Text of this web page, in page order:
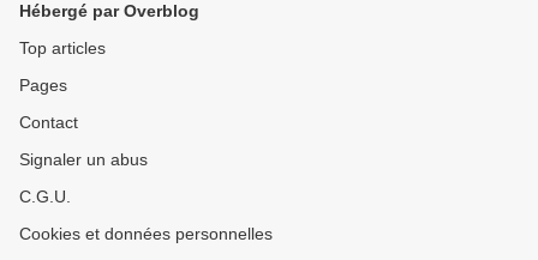
Hébergé par Overblog
Top articles
Pages
Contact
Signaler un abus
C.G.U.
Cookies et données personnelles